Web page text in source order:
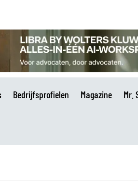
Bedrijfsprofielen Magazine Mr.